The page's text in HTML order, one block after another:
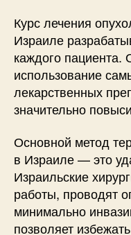
Курс лечения
Израиле
каждого пациента.
использование
лекарственных
значительно
Основной метод
в Израиле — это
Израильские
работы, проводят
минимально
позволяет